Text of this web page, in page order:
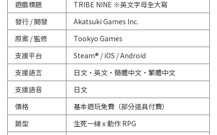
遊戲標題
TRIBE NINE ※英文字母全大寫
發行 / 開發
Akatsuki Games Inc.
原案 / 監修
Tookyo Games
支援平台
Steam® / iOS / Android
支援語言
日文・英文・簡體中文・繁體中文
支援語音
日文
價格
基本遊玩免費（部分道具付費）
類型
生死一線 x 動作 RPG